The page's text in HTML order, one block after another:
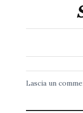
Lascia un